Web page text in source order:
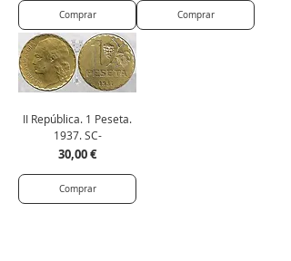
Comprar Comprar
II República. 1 Peseta.
1937. SC-
Precio
30,00 €
Comprar